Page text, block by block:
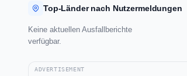
Top-Länder nach Nutzermeldungen
Keine aktuellen Ausfallberichte
verfügbar.
ADVERTISEMENT